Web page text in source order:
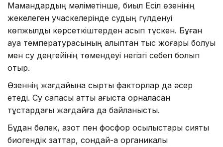
Мамандардың мәліметінше, биыл Есіл өзенінің
жекелеген учаскелерінде судың гүлденуі
көпжылдық көрсеткіштерден асып түскен. Бұған
ауа температурасының қалыптан тыс жоғары болуы
мен су деңгейінің төмендеуі негізгі себеп болып
отыр.
Өзеннің жағдайына сыртқы факторлар да әсер
етеді. Су сапасы қатты ағыста орналасқан
тұстардағы жағдайға да байланысты.
Бұдан бөлек, азот пен фосфор қосылыстары сияқты
биогендік заттар, сондай-ақ органикалық